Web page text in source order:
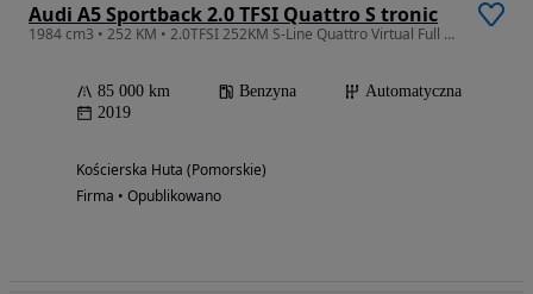
Audi A5 Sportback 2.0 TFSI Quattro S tronic
1984 cm3 • 252 KM • 2.0TFSI 252KM S-Line Quattro Virtual Full LED Kamera 85tys.km ! ! !
85 000 km Benzyna
Automatyczna
2019
Kościerska Huta (Pomorskie)
Firma • Opublikowano